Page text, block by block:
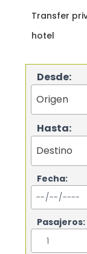
Transfer
hotel
Desde:
Origen
Hasta:
Destino
Fecha:
Pasajeros: